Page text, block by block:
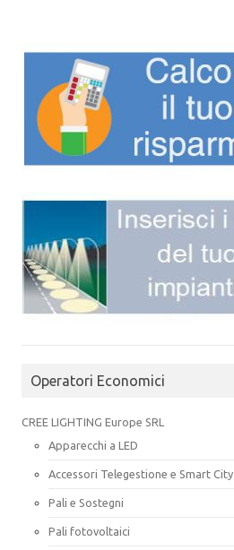
Operatori Economici
CREE LIGHTING Europe SRL
Apparecchi a LED
Accessori Telegestione e Smart City
Pali e Sostegni
Pali fotovoltaici